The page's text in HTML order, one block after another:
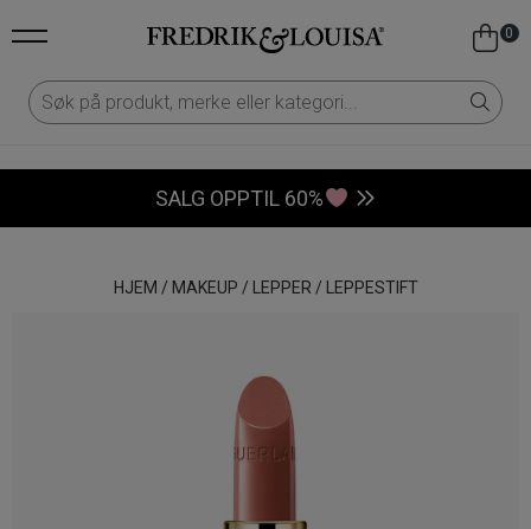
0
SALG OPPTIL 60%
HJEM / MAKEUP / LEPPER / LEPPESTIFT